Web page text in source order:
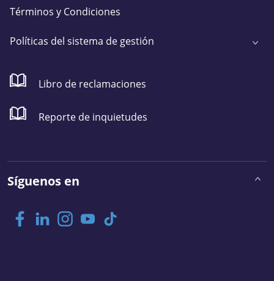
Términos y Condiciones
Políticas del sistema de gestión
Libro de reclamaciones
Reporte de inquietudes
Síguenos en